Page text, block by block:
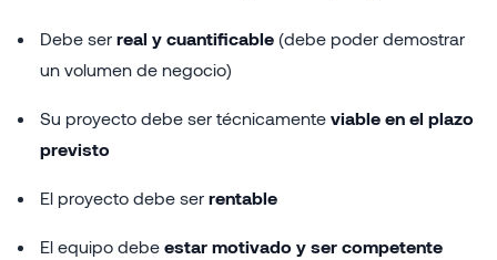
Debe ser real y cuantificable (debe poder demostrar
un volumen de negocio)
Su proyecto debe ser técnicamente viable en el plazo
previsto
El proyecto debe ser rentable
El equipo debe estar motivado y ser competente